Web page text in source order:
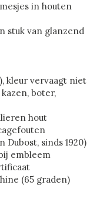
in houten
stuk van glanzend
kleur vervaagt niet
boter,
hout
Dubost, sinds 1920)
embleem
(65 graden)